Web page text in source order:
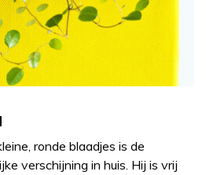
ronde blaadjes is de
verschijning in huis. Hij is vrij